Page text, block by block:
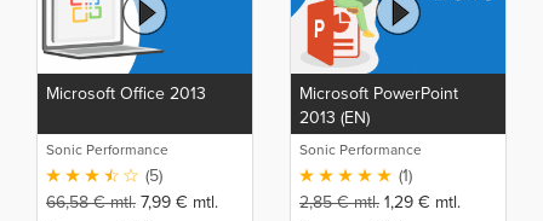
Microsoft Office 2013
Sonic Performance
(5)
66,58€mtl. 7,99 € mtl.
Microsoft PowerPoint
2013 (EN)
Sonic Performance
(1)
2,85€mtl. 1,29 € mtl.